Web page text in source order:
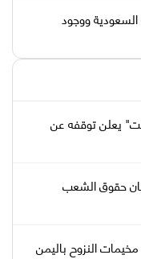
السعودية ووجود
يعلن توقفه عن
حقوق الشعب
النزوح باليمن